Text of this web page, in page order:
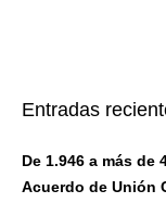
Entradas
De 1.946 a más
Acuerdo de Unión